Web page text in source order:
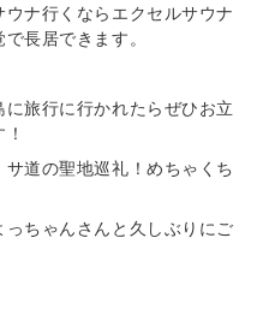
ナ行くならエクセルサウナ
長居できます。
旅行に行かれたらぜひお立
道の聖地巡礼！めちゃくち
ちゃんさんと久しぶりにご